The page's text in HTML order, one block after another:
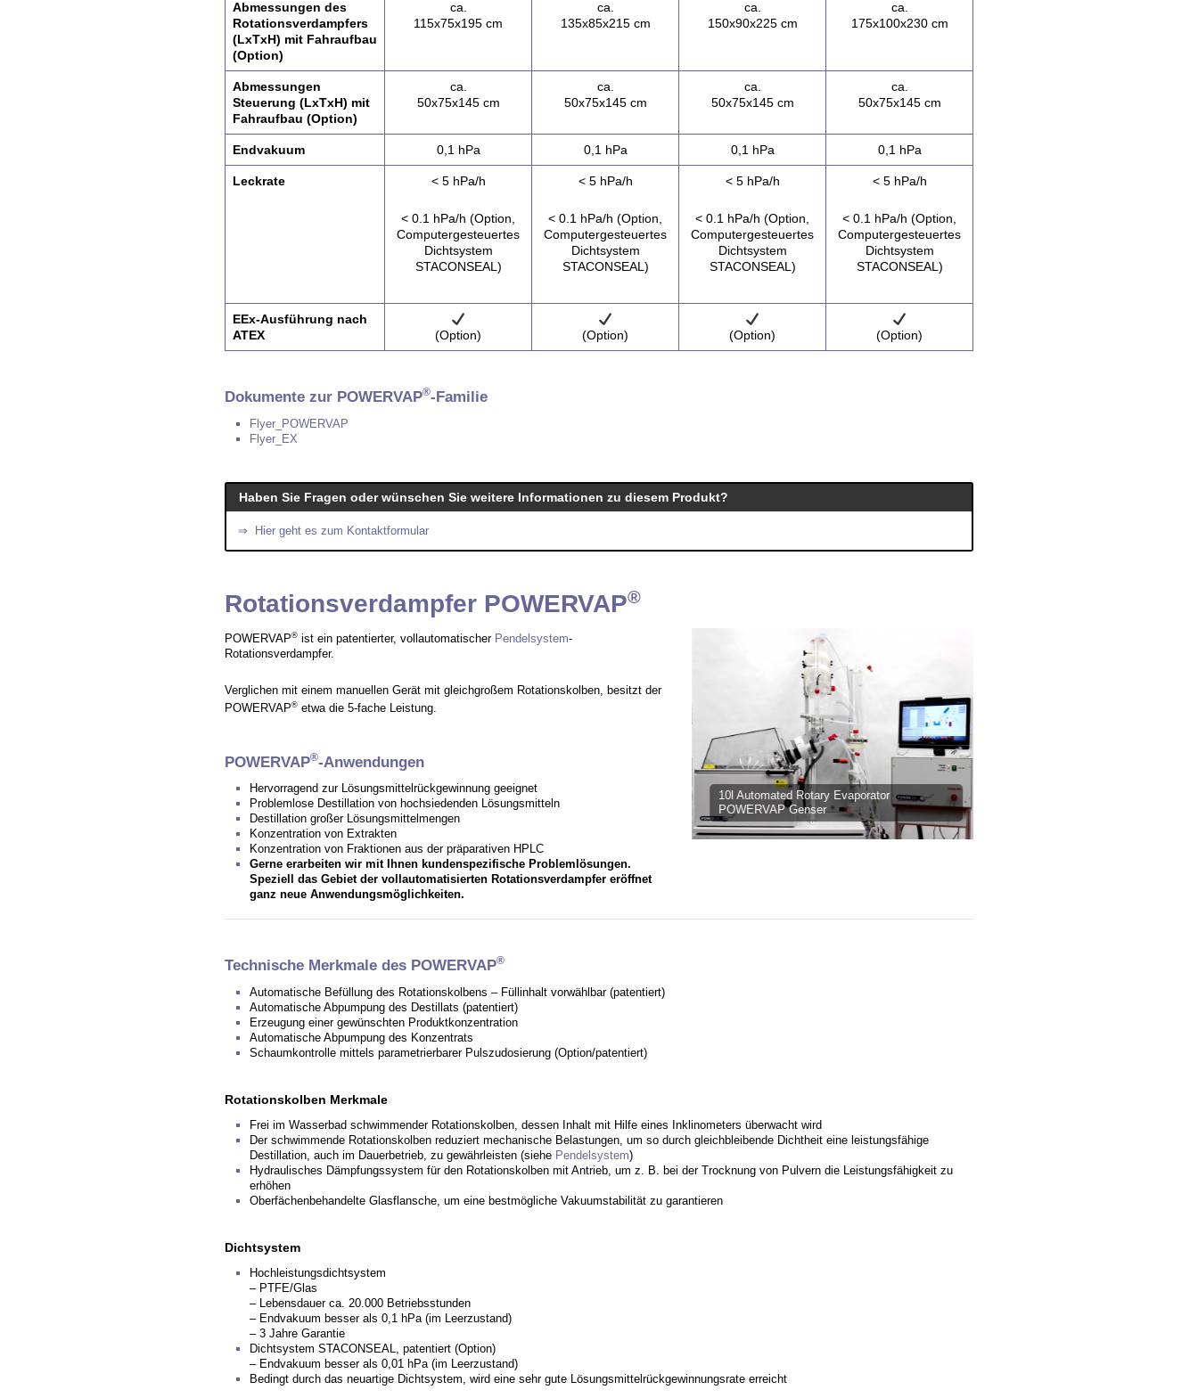
Abmessungen des
Rotationsverdampfers
(LxTxH) mit Fahraufbau
(Option)
ca.
115x75x195 cm
ca.
135x85x215 cm
ca.
150x90x225 cm
ca.
175x100x230 cm
Abmessungen
Steuerung (LxTxH) mit
Fahraufbau (Option)
ca.
50x75x145 cm
ca.
50x75x145 cm
ca.
50x75x145 cm
ca.
50x75x145 cm
Endvakuum 0,1 hPa 0,1 hPa 0,1 hPa 0,1 hPa
Leckrate < 5 hPa/h
< 0.1 hPa/h (Option,
Computergesteuertes
Dichtsystem
STACONSEAL)
< 5 hPa/h
< 0.1 hPa/h (Option,
Computergesteuertes
Dichtsystem
STACONSEAL)
< 5 hPa/h
< 0.1 hPa/h (Option,
Computergesteuertes
Dichtsystem
STACONSEAL)
< 5 hPa/h
< 0.1 hPa/h (Option,
Computergesteuertes
Dichtsystem
STACONSEAL)
EEx-Ausführung nach
ATEX
(Option) (Option) (Option) (Option)
Dokumente zur POWERVAP®-Familie
Flyer_POWERVAP
Flyer_EX
Haben Sie Fragen oder wünschen Sie weitere Informationen zu diesem Produkt?
⇒ Hier geht es zum Kontaktformular
Rotationsverdampfer POWERVAP®
POWERVAP® ist ein patentierter, vollautomatischer Pendelsystem-
Rotationsverdampfer.
Verglichen mit einem manuellen Gerät mit gleichgroßem Rotationskolben, besitzt der
POWERVAP® etwa die 5-fache Leistung.
POWERVAP®-Anwendungen
Hervorragend zur Lösungsmittelrückgewinnung geeignet
Problemlose Destillation von hochsiedenden Lösungsmitteln
Destillation großer Lösungsmittelmengen
Konzentration von Extrakten
Konzentration von Fraktionen aus der präparativen HPLC
Gerne erarbeiten wir mit Ihnen kundenspezifische Problemlösungen.
Speziell das Gebiet der vollautomatisierten Rotationsverdampfer eröffnet
ganz neue Anwendungsmöglichkeiten.
10l Automated Rotary Evaporator
POWERVAP Genser
Technische Merkmale des POWERVAP®
Automatische Befüllung des Rotationskolbens – Füllinhalt vorwählbar (patentiert)
Automatische Abpumpung des Destillats (patentiert)
Erzeugung einer gewünschten Produktkonzentration
Automatische Abpumpung des Konzentrats
Schaumkontrolle mittels parametrierbarer Pulszudosierung (Option/patentiert)
Rotationskolben Merkmale
Frei im Wasserbad schwimmender Rotationskolben, dessen Inhalt mit Hilfe eines Inklinometers überwacht wird
Der schwimmende Rotationskolben reduziert mechanische Belastungen, um so durch gleichbleibende Dichtheit eine leistungsfähige
Destillation, auch im Dauerbetrieb, zu gewährleisten (siehe Pendelsystem)
Hydraulisches Dämpfungssystem für den Rotationskolben mit Antrieb, um z. B. bei der Trocknung von Pulvern die Leistungsfähigkeit zu
erhöhen
Oberfächenbehandelte Glasflansche, um eine bestmögliche Vakuumstabilität zu garantieren
Dichtsystem
Hochleistungsdichtsystem
– PTFE/Glas
– Lebensdauer ca. 20.000 Betriebsstunden
– Endvakuum besser als 0,1 hPa (im Leerzustand)
– 3 Jahre Garantie
Dichtsystem STACONSEAL, patentiert (Option)
– Endvakuum besser als 0,01 hPa (im Leerzustand)
Bedingt durch das neuartige Dichtsystem, wird eine sehr gute Lösungsmittelrückgewinnungsrate erreicht